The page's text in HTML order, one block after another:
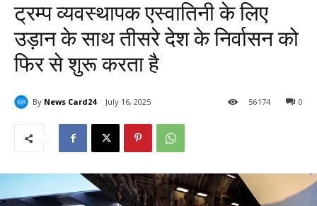
ट्रम्प व्यवस्थापक एस्वातिनी के लिए
उड़ान के साथ तीसरे देश के निर्वासन को
फिर से शुरू करता है
By News Card24 July 16, 2025 0
56174